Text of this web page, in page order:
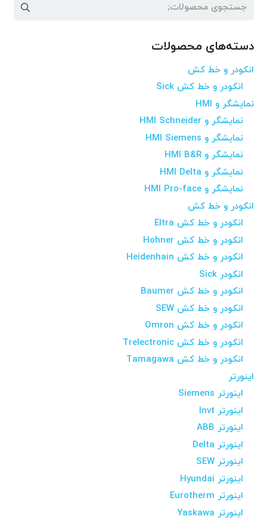
دسته‌های محصولات
انکودر و خط کش
انکودر و خط کش Sick
نمایشگر و HMI
نمایشگر و HMI Schneider
نمایشگر و HMI Siemens
نمایشگر و HMI B&R
نمایشگر و HMI Delta
نمایشگر و HMI Pro-face
انکودر و خط کش
انکودر و خط کش Eltra
انکودر و خط کش Hohner
انکودر و خط کش Heidenhain
انکودر Sick
انکودر و خط کش Baumer
انکودر و خط کش SEW
انکودر و خط کش Omron
انکودر و خط کش Trelectronic
انکودر و خط کش Tamagawa
اینورتر
اینورتر Siemens
اینورتر Invt
اینورتر ABB
اینورتر Delta
اینورتر SEW
اینورتر Hyundai
اینورتر Eurotherm
اینورتر Yaskawa